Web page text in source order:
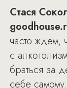
Стася
часто ждем,
с
браться за
себе